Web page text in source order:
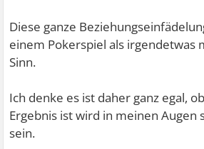
Diese ganze
einem Pokerspiel als irgendetwas
Sinn.
Ich denke es ist daher ganz egal,
Ergebnis ist wird in meinen Augen
sein.